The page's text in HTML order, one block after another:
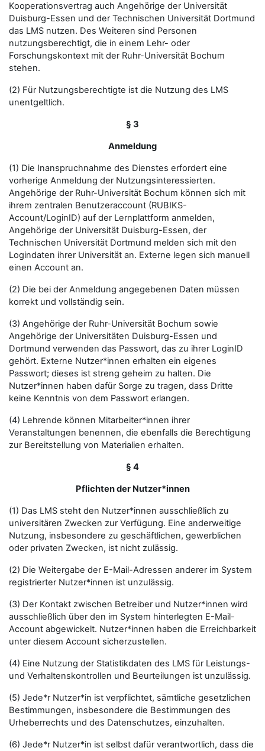
Kooperationsvertrag auch Angehörige der Universität
Duisburg-Essen und der Technischen Universität Dortmund
das LMS nutzen. Des Weiteren sind Personen
nutzungsberechtigt, die in einem Lehr- oder
Forschungskontext mit der Ruhr-Universität Bochum
stehen.
(2) Für Nutzungsberechtigte ist die Nutzung des LMS
unentgeltlich.
§ 3
Anmeldung
(1) Die Inanspruchnahme des Dienstes erfordert eine
vorherige Anmeldung der Nutzungsinteressierten.
Angehörige der Ruhr-Universität Bochum können sich mit
ihrem zentralen Benutzeraccount (RUBIKS-
Account/LoginID) auf der Lernplattform anmelden,
Angehörige der Universität Duisburg-Essen, der
Technischen Universität Dortmund melden sich mit den
Logindaten ihrer Universität an. Externe legen sich manuell
einen Account an.
(2) Die bei der Anmeldung angegebenen Daten müssen
korrekt und vollständig sein.
(3) Angehörige der Ruhr-Universität Bochum sowie
Angehörige der Universitäten Duisburg-Essen und
Dortmund verwenden das Passwort, das zu ihrer LoginID
gehört. Externe Nutzer*innen erhalten ein eigenes
Passwort; dieses ist streng geheim zu halten. Die
Nutzer*innen haben dafür Sorge zu tragen, dass Dritte
keine Kenntnis von dem Passwort erlangen.
(4) Lehrende können Mitarbeiter*innen ihrer
Veranstaltungen benennen, die ebenfalls die Berechtigung
zur Bereitstellung von Materialien erhalten.
§ 4
Pflichten der Nutzer*innen
(1) Das LMS steht den Nutzer*innen ausschließlich zu
universitären Zwecken zur Verfügung. Eine anderweitige
Nutzung, insbesondere zu geschäftlichen, gewerblichen
oder privaten Zwecken, ist nicht zulässig.
(2) Die Weitergabe der E-Mail-Adressen anderer im System
registrierter Nutzer*innen ist unzulässig.
(3) Der Kontakt zwischen Betreiber und Nutzer*innen wird
ausschließlich über den im System hinterlegten E-Mail-
Account abgewickelt. Nutzer*innen haben die Erreichbarkeit
unter diesem Account sicherzustellen.
(4) Eine Nutzung der Statistikdaten des LMS für Leistungs-
und Verhaltenskontrollen und Beurteilungen ist unzulässig.
(5) Jede*r Nutzer*in ist verpflichtet, sämtliche gesetzlichen
Bestimmungen, insbesondere die Bestimmungen des
Urheberrechts und des Datenschutzes, einzuhalten.
(6) Jede*r Nutzer*in ist selbst dafür verantwortlich, dass die